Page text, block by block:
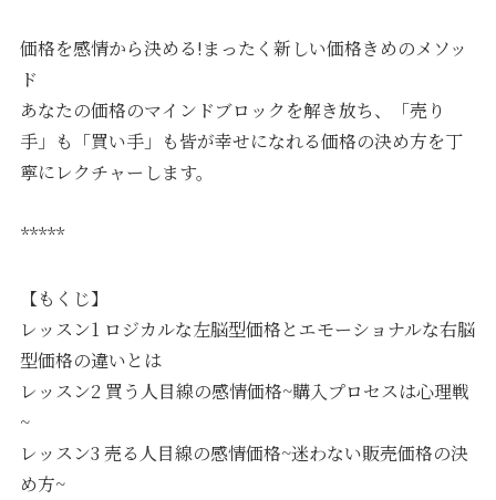
価格を感情から決める!まったく新しい価格きめのメソッ
ド
あなたの価格のマインドブロックを解き放ち、「売り
手」も「買い手」も皆が幸せになれる価格の決め方を丁
寧にレクチャーします。
*****
【もくじ】
レッスン1 ロジカルな左脳型価格とエモーショナルな右脳
型価格の違いとは
レッスン2 買う人目線の感情価格~購入プロセスは心理戦
~
レッスン3 売る人目線の感情価格~迷わない販売価格の決
め方~